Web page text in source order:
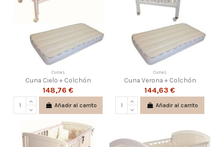
Cunas
Cuna Cielo + Colchón
148,76 €
Añadir al carrito
Cunas
Cuna Verona + Colchón
144,63 €
Añadir al carrito